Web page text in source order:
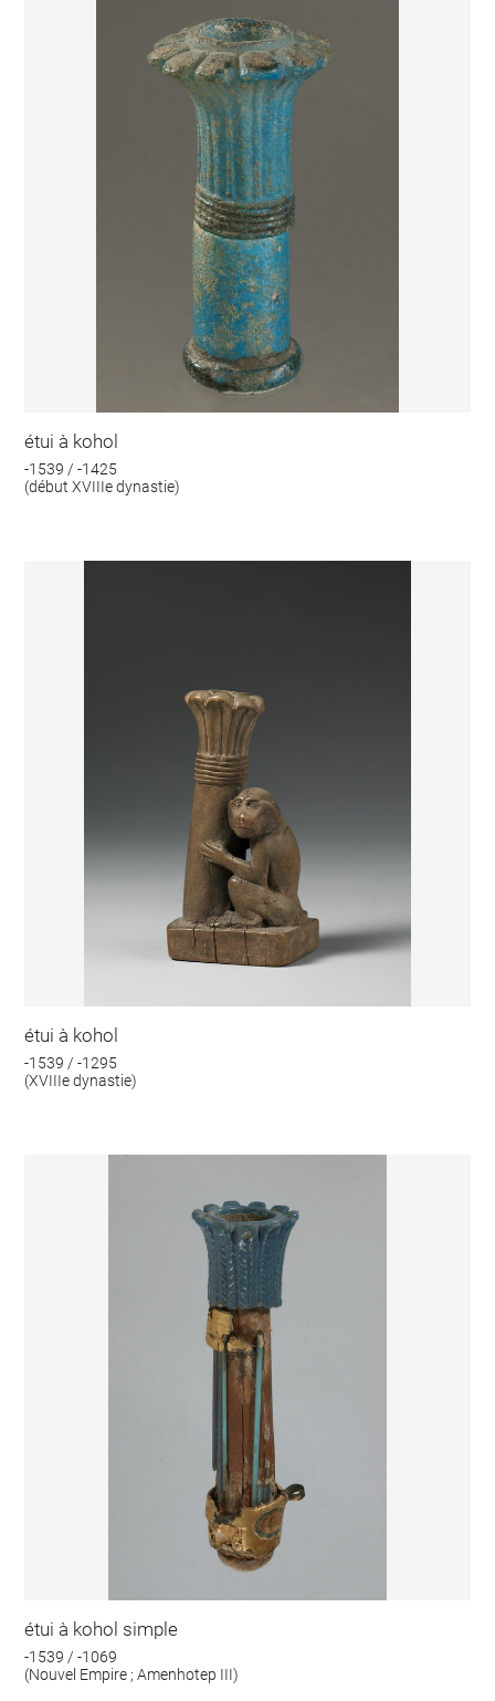
étui à kohol
-1539 / -1425
(début XVIIIe dynastie)
étui à kohol
-1539 / -1295
(XVIIIe dynastie)
étui à kohol simple
-1539 / -1069
(Nouvel Empire ; Amenhotep III)